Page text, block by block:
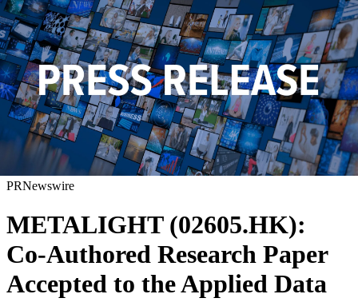
PRNewswire
METALIGHT (02605.HK):
Co-Authored Research Paper
Accepted to the Applied Data